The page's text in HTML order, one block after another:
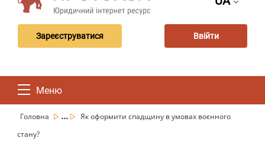
Зареєструватися Ввійти
Меню
Головна ...
Як оформити спадщину в умовах воєнного
стану?